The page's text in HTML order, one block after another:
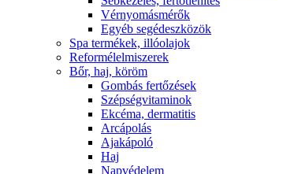
Vérnyomásmérők
Egyéb segédeszközök
Spa termékek, illóolajok
Reformélelmiszerek
Bőr, haj, köröm
Gombás fertőzések
Szépségvitaminok
Ekcéma, dermatitis
Arcápolás
Ajakápoló
Haj
Napvédelem